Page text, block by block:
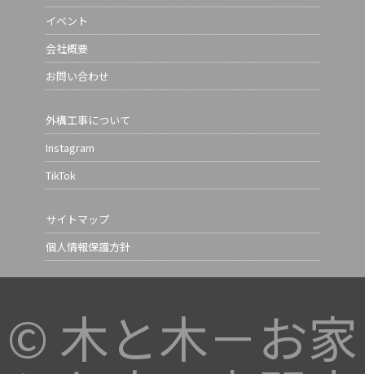
イベント
会社概要
お問い合わせ
外構工事について
Instagram
TikTok
サイトマップ
個人情報保護方針
© 木と木－お家